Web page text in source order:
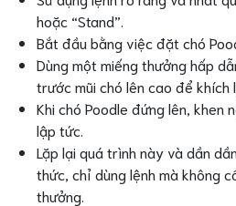
hoặc “Stand”.
Bắt đầu bằng việc đặt chó
Dùng một miếng thưởng hấp
trước mũi chó lên cao để khích
Khi chó Poodle đứng lên, khen
lập tức.
Lặp lại quá trình này và dần
thức, chỉ dùng lệnh mà không
thưởng.